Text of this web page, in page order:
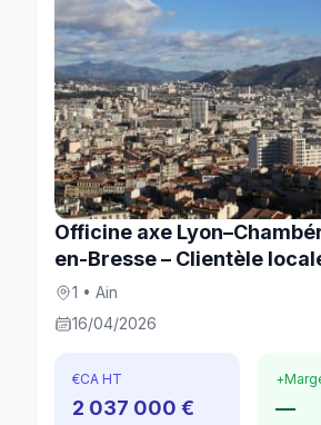
Officine axe
en-Bresse – Clientèle
1 • Ain
16/04/2026
€CA HT
2 037 000 €
+
—